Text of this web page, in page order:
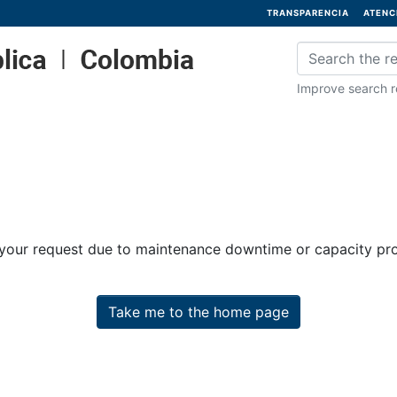
TRANSPARENCIA
Improve search
request due to maintenance downtime or capacity
Take me to the home page